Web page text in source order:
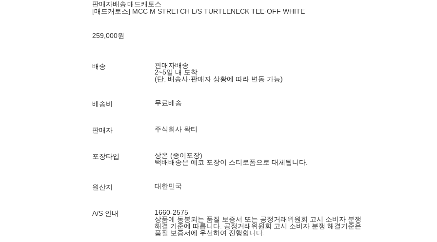
판매자배송매드캐토스
[매드캐토스] MCC M STRETCH L/S TURTLENECK TEE-OFF WHITE
259,000원
배송
판매자배송
2~5일 내 도착
(단, 배송사·판매자 상황에 따라 변동 가능)
배송비 무료배송
판매자 주식회사 왁티
포장타입
상온 (종이포장)
택배배송은 에코 포장이 스티로폼으로 대체됩니다.
원산지 대한민국
A/S 안내
1660-2575
상품에 동봉되는 품질 보증서 또는 공정거래위원회 고시 소비자 분쟁
해결 기준에 따릅니다. 공정거래위원회 고시 소비자 분쟁 해결기준은
품질 보증서에 우선하여 진행합니다.